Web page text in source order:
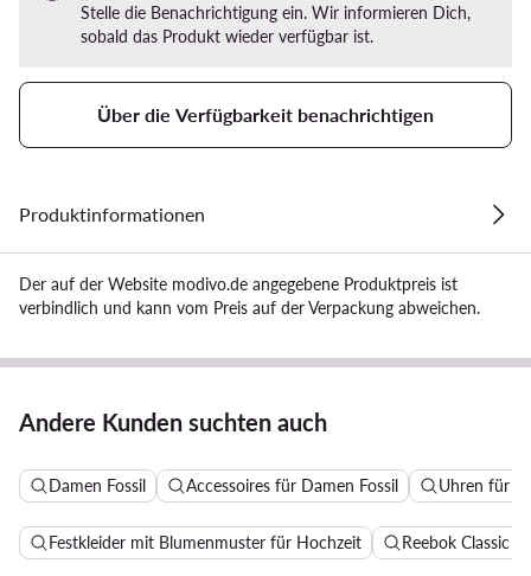
Stelle die Benachrichtigung ein. Wir informieren Dich,
sobald das Produkt wieder verfügbar ist.
Über die Verfügbarkeit benachrichtigen
Produktinformationen
Der auf der Website modivo.de angegebene Produktpreis ist
verbindlich und kann vom Preis auf der Verpackung abweichen.
Andere Kunden suchten auch
Damen Fossil Accessoires für Damen Fossil Uhren für
Festkleider mit Blumenmuster für Hochzeit Reebok Classic